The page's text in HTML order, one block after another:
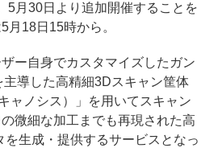
5月30日より追加開催することを
月18日15時から。
ー自身でカスタマイズしたガン
導した高精細3Dスキャン筐体
ャノシス）」を用いてスキャン
微細な加工までも再現された高
生成・提供するサービスとなっ